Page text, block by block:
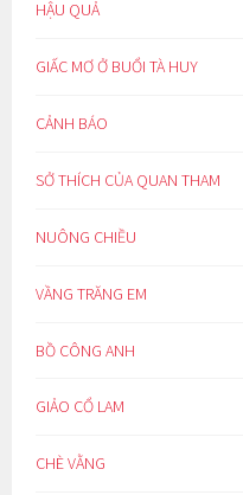
HẬU QUẢ
GIẤC MƠ Ở BUỔI TÀ HUY
CẢNH BÁO
SỞ THÍCH CỦA QUAN THAM
NUÔNG CHIỀU
VẦNG TRĂNG EM
BỒ CÔNG ANH
GIẢO CỔ LAM
CHÈ VẰNG